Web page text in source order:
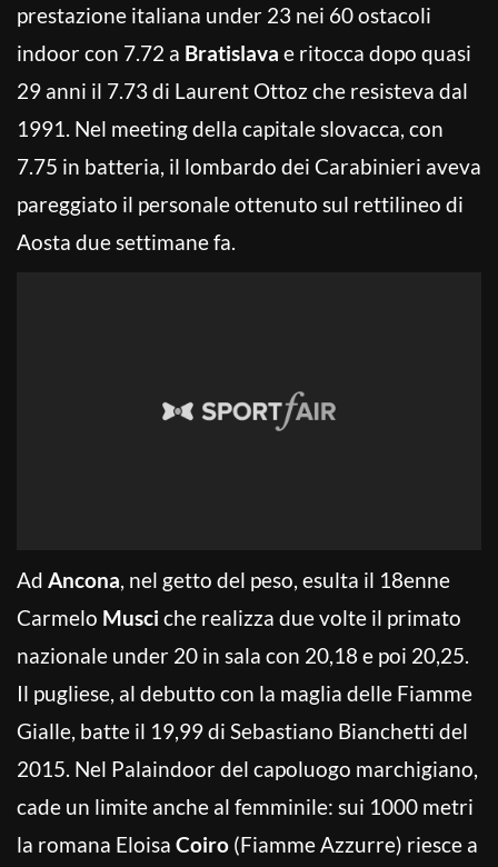
prestazione italiana under 23 nei 60 ostacoli
indoor con 7.72 a Bratislava e ritocca dopo quasi
29 anni il 7.73 di Laurent Ottoz che resisteva dal
1991. Nel meeting della capitale slovacca, con
7.75 in batteria, il lombardo dei Carabinieri aveva
pareggiato il personale ottenuto sul rettilineo di
Aosta due settimane fa.
Ad Ancona, nel getto del peso, esulta il 18enne
Carmelo Musci che realizza due volte il primato
nazionale under 20 in sala con 20,18 e poi 20,25.
Il pugliese, al debutto con la maglia delle Fiamme
Gialle, batte il 19,99 di Sebastiano Bianchetti del
2015. Nel Palaindoor del capoluogo marchigiano,
cade un limite anche al femminile: sui 1000 metri
la romana Eloisa Coiro (Fiamme Azzurre) riesce a